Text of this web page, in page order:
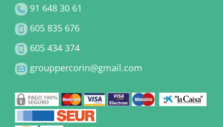
91 648 30 61
605 835 676
605 434 374
grouppercorin@gmail.com